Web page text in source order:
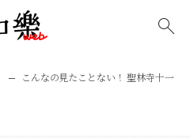
こんなの見たことない！ 聖林寺十一